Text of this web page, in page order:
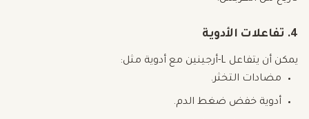
4. تفاعلات الأدوية
يمكن أن يتفاعل L-أرجينين مع أدوية مثل:
مضادات التخثر.
أدوية خفض ضغط الدم.